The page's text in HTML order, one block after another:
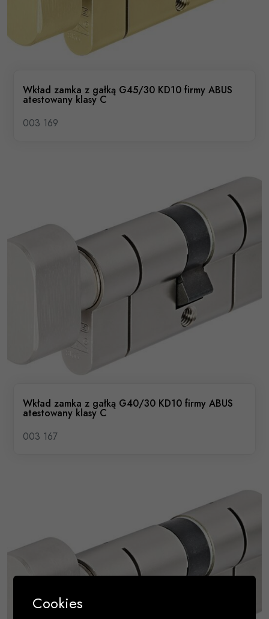
Wkład zamka z gałką G45/30 KD10 firmy ABUS
atestowany klasy C
003 169
Wkład zamka z gałką G40/30 KD10 firmy ABUS
atestowany klasy C
003 167
Cookies